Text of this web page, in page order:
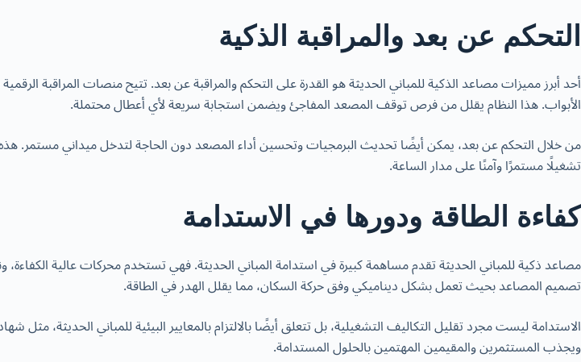
التحكم عن بعد والمراقبة الذكية
أحد أبرز مميزات مصاعد الذكية للمباني الحديثة هو القدرة على التحكم والمراقبة عن بعد. تتيح منصات المراقبة
الأبواب. هذا النظام يقلل من فرص توقف المصعد المفاجئ ويضمن استجابة سريعة لأي أعطال محتملة.
من خلال التحكم عن بعد، يمكن أيضًا تحديث البرمجيات وتحسين أداء المصعد دون الحاجة لتدخل ميداني مستمر.
تشغيلًا مستمرًا وآمنًا على مدار الساعة.
كفاءة الطاقة ودورها في الاستدامة
مصاعد ذكية للمباني الحديثة تقدم مساهمة كبيرة في استدامة المباني الحديثة. فهي تستخدم محركات عالية
تصميم المصاعد بحيث تعمل بشكل ديناميكي وفق حركة السكان، مما يقلل الهدر في الطاقة.
ويجذب المستثمرين والمقيمين المهتمين بالحلول المستدامة.